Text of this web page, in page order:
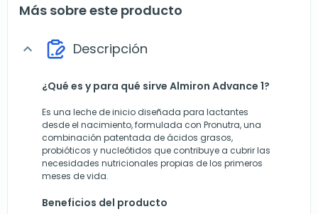
Más sobre este producto
expand_more Descripción
¿Qué es y para qué sirve Almiron Advance 1?
Es una leche de inicio diseñada para lactantes
desde el nacimiento, formulada con Pronutra, una
combinación patentada de ácidos grasos,
probióticos y nucleótidos que contribuye a cubrir las
necesidades nutricionales propias de los primeros
meses de vida.
Beneficios del producto